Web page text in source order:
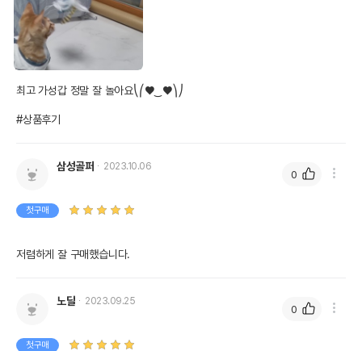
최고 가성갑 정말 잘 놀아요⎝⎛♥‿♥⎞⎠
#상품후기
삼성골퍼 2023.10.06
첫구매
저렴하게 잘 구매했습니다.
0
노달 2023.09.25
첫구매
0